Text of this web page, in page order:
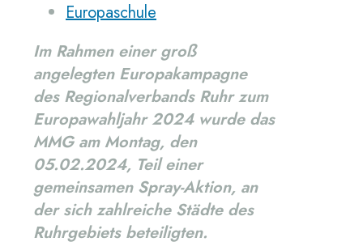
Europaschule
Im Rahmen einer groß
angelegten Europakampagne
des Regionalverbands Ruhr zum
Europawahljahr 2024 wurde das
MMG am Montag, den
05.02.2024, Teil einer
gemeinsamen Spray-Aktion, an
der sich zahlreiche Städte des
Ruhrgebiets beteiligten.